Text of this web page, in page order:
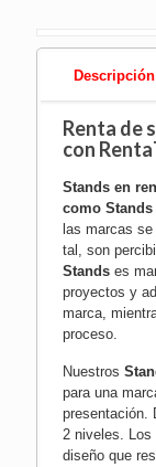
Descripción
Renta de
con
Stands en
como Stands
las marcas
tal, son
Standses
proyectos y
marca,
proceso.
Nuestros
para una
presentación.
2 niveles. Los
diseño que